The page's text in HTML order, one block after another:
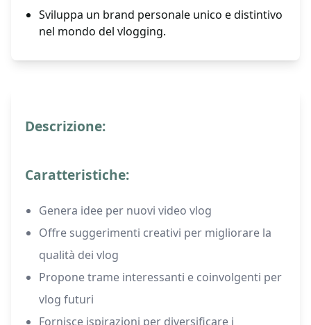
Sviluppa un brand personale unico e distintivo
nel mondo del vlogging.
Descrizione:
Caratteristiche:
Genera idee per nuovi video vlog
Offre suggerimenti creativi per migliorare la
qualità dei vlog
Propone trame interessanti e coinvolgenti per
vlog futuri
Fornisce ispirazioni per diversificare i